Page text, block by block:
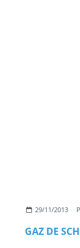
29/11/2013